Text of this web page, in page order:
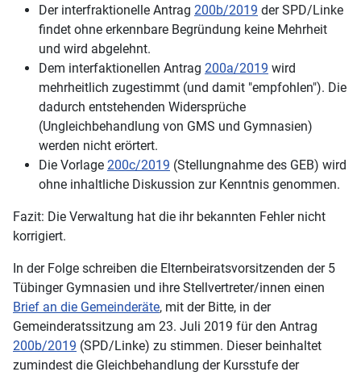
Der interfraktionelle Antrag 200b/2019 der SPD/Linke
findet ohne erkennbare Begründung keine Mehrheit
und wird abgelehnt.
Dem interfaktionellen Antrag 200a/2019 wird
mehrheitlich zugestimmt (und damit "empfohlen"). Die
dadurch entstehenden Widersprüche
(Ungleichbehandlung von GMS und Gymnasien)
werden nicht erörtert.
Die Vorlage 200c/2019 (Stellungnahme des GEB) wird
ohne inhaltliche Diskussion zur Kenntnis genommen.
Fazit: Die Verwaltung hat die ihr bekannten Fehler nicht
korrigiert.
In der Folge schreiben die Elternbeiratsvorsitzenden der 5
Tübinger Gymnasien und ihre Stellvertreter/innen einen
Brief an die Gemeinderäte, mit der Bitte, in der
Gemeinderatssitzung am 23. Juli 2019 für den Antrag
200b/2019 (SPD/Linke) zu stimmen. Dieser beinhaltet
zumindest die Gleichbehandlung der Kursstufe der